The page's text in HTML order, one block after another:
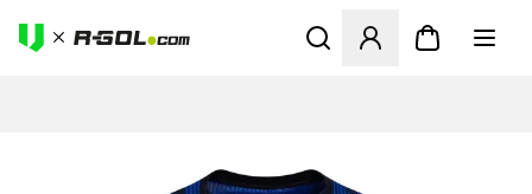
Odpre Modal za prijavo ali